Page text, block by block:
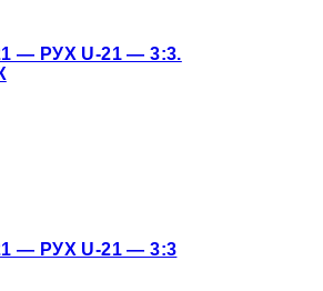
— РУХ U-21 — 3:3.
— РУХ U-21 — 3:3